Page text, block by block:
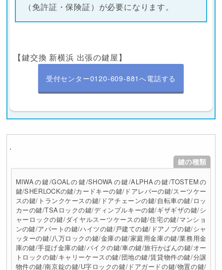
（免許証・保険証）が必要になります。
【鍵交換 新横浜 出張の鍵屋】
受付センター0120-609-881へ電話する
.
鍵の種類
MIWAの鍵/GOALの鍵/SHOWAの鍵/ALPHAの鍵/TOSTEMの
鍵/SHERLOCKの鍵/カードキーの鍵/ドアレバーの鍵/スーツケー
スの鍵/トランクケースの鍵/ドアチェーンの鍵/自転車の鍵/ロッ
カーの鍵/TSAロックの鍵/ディンプルキーの鍵/ギザギザの鍵/シ
ャーロックの鍵/ダイヤルスーツケースの鍵/住宅の鍵/マンショ
ンの鍵/アパートの鍵/ハイツの鍵/戸建ての鍵/ドアノブの鍵/シャ
ッターの鍵/八万ロックの鍵/金庫の鍵/家庭用金庫の鍵/業務用金
庫の鍵/手提げ金庫の鍵/バイクの鍵/車の鍵/旅行かばんの鍵/オー
トロックの鍵/キャリーケースの鍵/団地の鍵/賃貸物件の鍵/分譲
物件の鍵/南京錠の鍵/U字ロックの鍵/ドアガードの鍵/物置の鍵/